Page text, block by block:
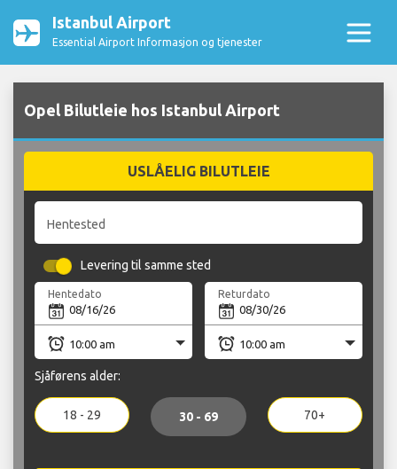
Istanbul Airport
Essential Airport Informasjon og tjenester
Opel Bilutleie hos Istanbul Airport
USLÅELIG BILUTLEIE
Hentested
Levering til samme sted
Hentedato Returdato
Sjåførens alder:
18 - 29 30 - 69 70+